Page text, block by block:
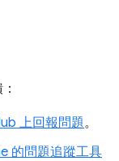
上回報問題。
的問題追蹤工具